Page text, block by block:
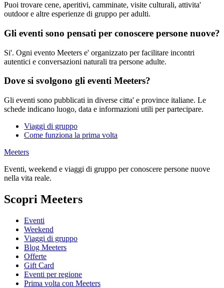
Puoi trovare cene, aperitivi, camminate, visite culturali, attivita'
outdoor e altre esperienze di gruppo per adulti.
Gli eventi sono pensati per conoscere persone nuove?
Si'. Ogni evento Meeters e' organizzato per facilitare incontri
autentici e conversazioni naturali tra persone adulte.
Dove si svolgono gli eventi Meeters?
Gli eventi sono pubblicati in diverse citta' e province italiane. Le
schede indicano luogo, data e informazioni utili per partecipare.
Viaggi di gruppo
Come funziona la prima volta
Meeters
Eventi, weekend e viaggi di gruppo per conoscere persone nuove
nella vita reale.
Scopri Meeters
Eventi
Weekend
Viaggi di gruppo
Blog Meeters
Offerte
Gift Card
Eventi per regione
Prima volta con Meeters